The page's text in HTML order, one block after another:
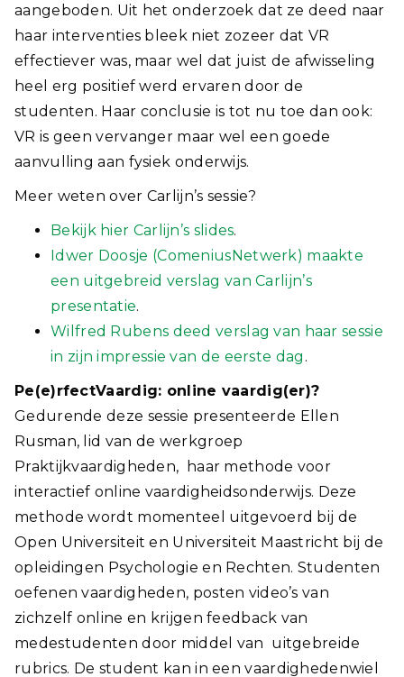
aangeboden. Uit het onderzoek dat ze deed naar
haar interventies bleek niet zozeer dat VR
effectiever was, maar wel dat juist de afwisseling
heel erg positief werd ervaren door de
studenten. Haar conclusie is tot nu toe dan ook:
VR is geen vervanger maar wel een goede
aanvulling aan fysiek onderwijs.
Meer weten over Carlijn’s sessie?
Bekijk hier Carlijn’s slides.
Idwer Doosje (ComeniusNetwerk) maakte
een uitgebreid verslag van Carlijn’s
presentatie.
Wilfred Rubens deed verslag van haar sessie
in zijn impressie van de eerste dag .
Pe(e)rfectVaardig: online vaardig(er)?
Gedurende deze sessie presenteerde Ellen
Rusman, lid van de werkgroep
Praktijkvaardigheden, haar methode voor
interactief online vaardigheidsonderwijs. Deze
methode wordt momenteel uitgevoerd bij de
Open Universiteit en Universiteit Maastricht bij de
opleidingen Psychologie en Rechten. Studenten
oefenen vaardigheden, posten video’s van
zichzelf online en krijgen feedback van
medestudenten door middel van uitgebreide
rubrics. De student kan in een vaardighedenwiel